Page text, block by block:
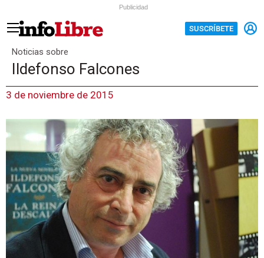
Publicidad
SUSCRÍBETE
Noticias sobre
Ildefonso Falcones
3 de noviembre de 2015